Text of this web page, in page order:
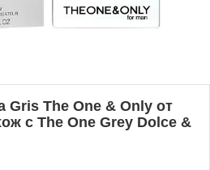
The One & Only от
с Тhе Оnе Grеy Dоlсе &